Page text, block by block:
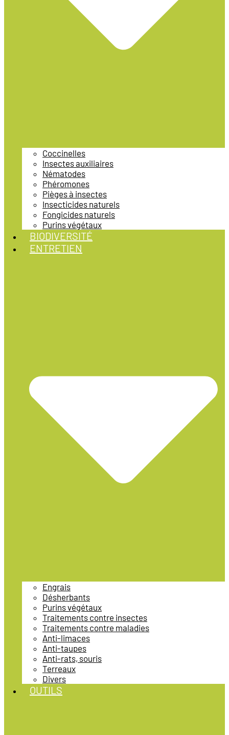
Coccinelles
Insectes auxiliaires
Nématodes
Phéromones
Pièges à insectes
Insecticides naturels
Fongicides naturels
Purins végétaux
BIODIVERSITÉ
ENTRETIEN
Engrais
Désherbants
Purins végétaux
Traitements contre insectes
Traitements contre maladies
Anti-limaces
Anti-taupes
Anti-rats, souris
Terreaux
Divers
OUTILS